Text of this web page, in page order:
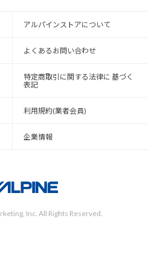
アルパインストアについて
よくあるお問い合わせ
特定商取引に関する法律に 基づく
表記
利用規約(業者会員)
企業情報
Inc. All Rights Reserved.